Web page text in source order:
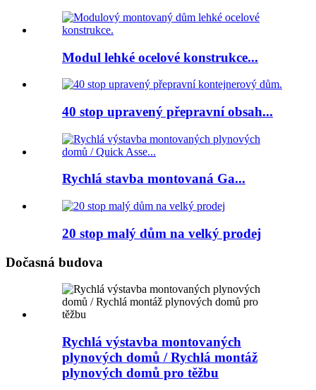
Modul lehké ocelové konstrukce...
40 stop upravený přepravní obsah...
Rychlá stavba montovaná Ga...
20 stop malý dům na velký prodej
Dočasná budova
Rychlá výstavba montovaných
plynových domů / Rychlá montáž
plynových domů pro těžbu